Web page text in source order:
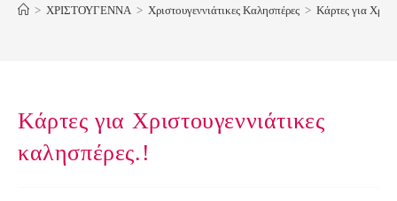
> ΧΡΙΣΤΟΥΓΕΝΝΑ > Χριστουγεννιάτικες Καλησπέρες > Κάρτες για
Κάρτες για Χριστουγεννιάτικες
καλησπέρες.!